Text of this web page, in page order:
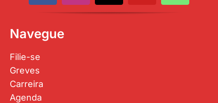
Navegue
Filie-se
Greves
Carreira
Agenda